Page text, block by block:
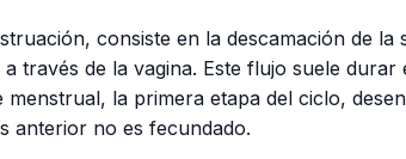
consiste en la descamación de la
través de la vagina. Este flujo suele durar
la primera etapa del ciclo,
anterior no es fecundado.